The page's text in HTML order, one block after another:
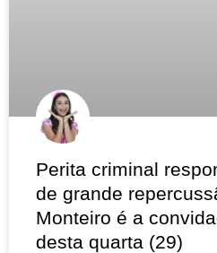
Perita criminal
de grande
Monteiro é a
desta quarta (29)